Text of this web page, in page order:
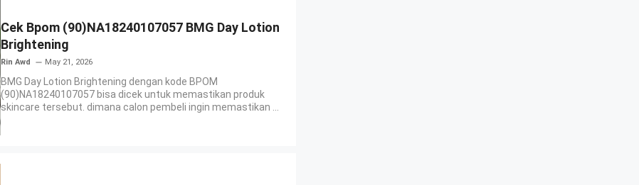
Cek Bpom (90)NA18240107057 BMG Day Lotion
Brightening
Rin Awd May 21, 2026
BMG Day Lotion Brightening dengan kode BPOM
(90)NA18240107057 bisa dicek untuk memastikan produk
skincare tersebut. dimana calon pembeli ingin memastikan ...